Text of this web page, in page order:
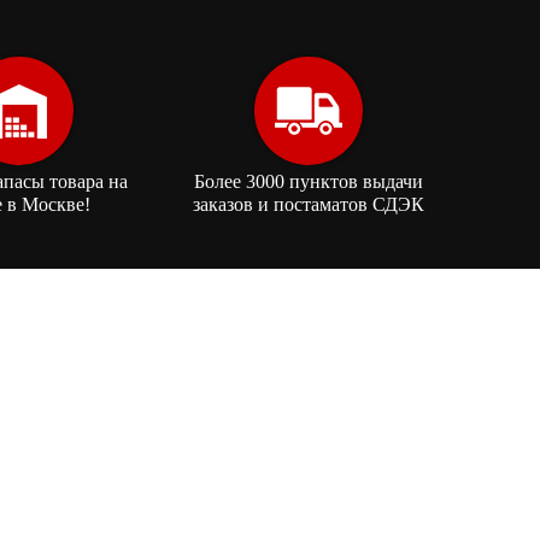
товара на
в Москве!
Более 3000 пунктов выдачи
заказов и постаматов СДЭК